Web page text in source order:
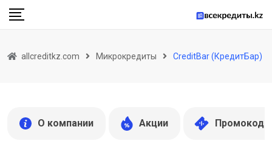
Skip
allcreditkz.com Микрокредиты CreditBar (КредитБар)
О компании Акции Промокоды